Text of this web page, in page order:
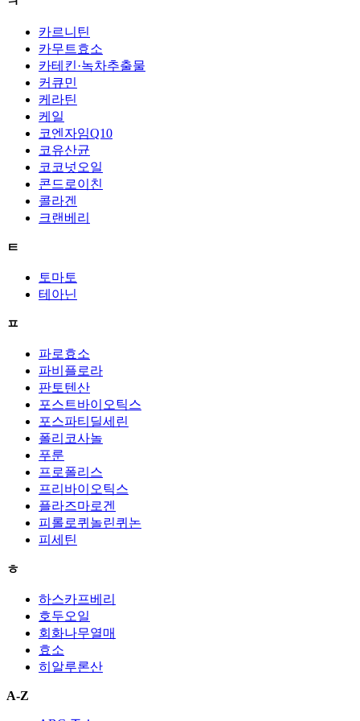
카르니틴
카무트효소
카테킨·녹차추출물
커큐민
케라틴
케일
코엔자임Q10
코유산균
코코넛오일
콘드로이친
콜라겐
크랜베리
ㅌ
토마토
테아닌
ㅍ
파로효소
파비플로라
판토텐산
포스트바이오틱스
포스파티딜세린
폴리코사놀
푸룬
프로폴리스
프리바이오틱스
플라즈마로겐
피롤로퀴놀린퀴논
피세틴
ㅎ
하스카프베리
호두오일
회화나무열매
효소
히알루론산
A-Z